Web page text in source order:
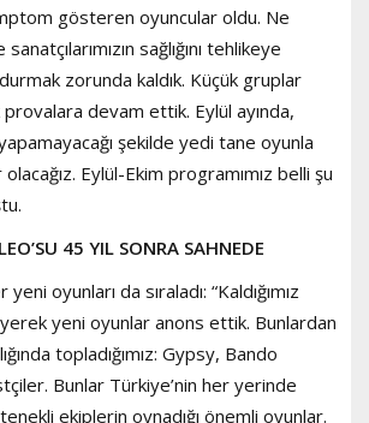
gösteren oyuncular oldu. Ne
sağlığını tehlikeye
zorunda kaldık. Küçük gruplar
devam ettik. Eylül ayında,
şekilde yedi tane oyunla
Eylül-Ekim programımız belli şu
45 YIL SONRA SAHNEDE
oyunları da sıraladı: “Kaldığımız
yeni oyunlar anons ettik. Bunlardan
topladığımız: Gypsy, Bando
Bunlar Türkiye’nin her yerinde
ekiplerin oynadığı önemli oyunlar.